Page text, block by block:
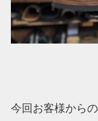
今回お客様から